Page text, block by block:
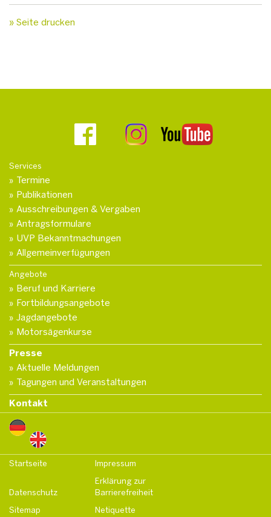
» Seite drucken
Services
Termine
Publikationen
Ausschreibungen & Vergaben
Antragsformulare
UVP Bekanntmachungen
Allgemeinverfügungen
Angebote
Beruf und Karriere
Fortbildungsangebote
Jagdangebote
Motorsägenkurse
Presse
Aktuelle Meldungen
Tagungen und Veranstaltungen
Kontakt
Startseite Impressum
Datenschutz
Erklärung zur
Barrierefreiheit
Sitemap
Netiquette